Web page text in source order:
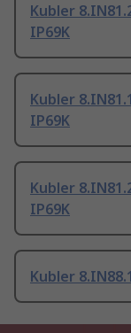
Kubler
IP69K
Kubler
IP69K
Kubler
IP69K
Kubler